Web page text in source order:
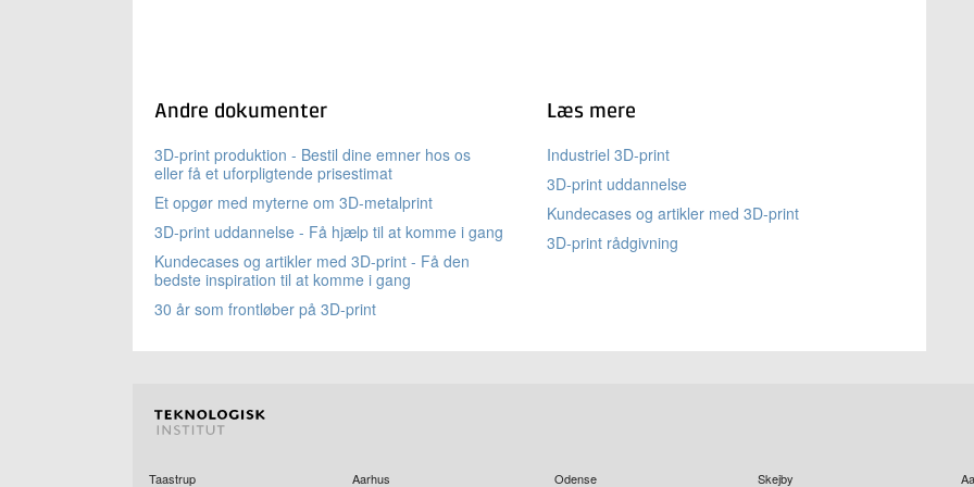
Andre dokumenter
3D-print produktion - Bestil dine emner hos os
eller få et uforpligtende prisestimat
Et opgør med myterne om 3D-metalprint
3D-print uddannelse - Få hjælp til at komme i gang
Kundecases og artikler med 3D-print - Få den
bedste inspiration til at komme i gang
30 år som frontløber på 3D-print
Læs mere
Industriel 3D-print
3D-print uddannelse
Kundecases og artikler med 3D-print
3D-print rådgivning
Taastrup Aarhus Odense Skejby